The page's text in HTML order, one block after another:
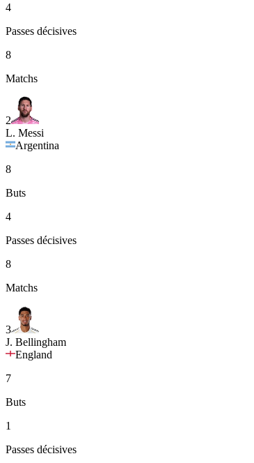
4
Passes décisives
8
Matchs
2
L. Messi
Argentina
8
Buts
4
Passes décisives
8
Matchs
3
J. Bellingham
England
7
Buts
1
Passes décisives